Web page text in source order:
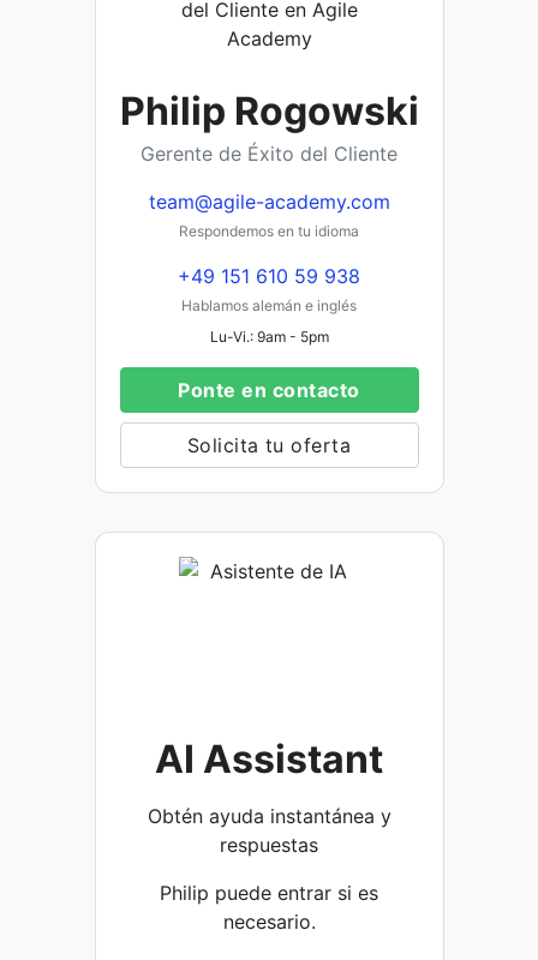
Philip Rogowski
Gerente de Éxito del Cliente
team@agile-academy.com
Respondemos en tu idioma
+49 151 610 59 938
Hablamos alemán e inglés
Lu-Vi.: 9am - 5pm
Ponte en contacto
Solicita tu oferta
AI Assistant
Obtén ayuda instantánea y
respuestas
Philip puede entrar si es
necesario.